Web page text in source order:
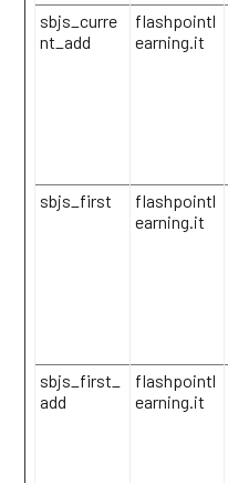
sbjs_curre
nt_add
flashpointl
earning.it
sbjs_first
flashpointl
earning.it
sbjs_first_
add
flashpointl
earning.it